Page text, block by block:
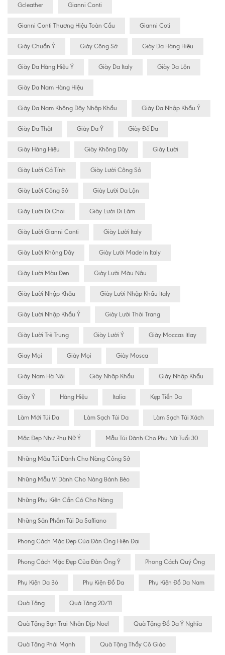
Gcleather Gianni Conti
Gianni Conti Thương Hiệu Toàn Cầu Gianni Coti
Giày Chuẩn Ý Giày Công Sở Giày Da Hàng Hiệu
Giày Da Hàng Hiệu Ý Giày Da Italy Giày Da Lộn
Giày Da Nam Hàng Hiệu
Giày Da Nam Không Dây Nhập Khẩu Giày Da Nhập Khẩu Ý
Giày Da Thật Giày Da Ý Giày Đế Da
Giày Hàng Hiệu Giày Không Dây Giày Lười
Giày Lười Cá Tính Giày Lười Công Sỏ
Giày Lười Công Sở Giày Lười Da Lộn
Giày Lười Đi Chơi Giày Lười Đi Làm
Giày Lười Gianni Conti Giày Lười Italy
Giày Lười Không Dây Giày Lười Made In Italy
Giày Lười Màu Đen Giày Lười Màu Nâu
Giày Lười Nhập Khẩu Giày Lười Nhập Khẩu Italy
Giày Lười Nhập Khẩu Ý Giày Lười Thời Trang
Giày Lười Trẻ Trung Giày Lười Ý Giày Moccas Itlay
Giay Mọi Giày Mọi Giày Mosca
Giày Nam Hà Nội Giày Nhâp Khẩu Giày Nhập Khẩu
Giày Ý Hàng Hiệu Italia Kẹp Tiền Da
Làm Mới Túi Da Làm Sạch Túi Da Làm Sạch Túi Xách
Mặc Đẹp Như Phụ Nữ Ý Mẫu Túi Dành Cho Phụ Nữ Tuổi 30
Những Mẫu Túi Dành Cho Nàng Công Sở
Những Mẫu Ví Dành Cho Nàng Bánh Bèo
Những Phụ Kiện Cần Có Cho Nàng
Những Sản Phẩm Túi Da Saffiano
Phong Cách Mặc Đẹp Của Đàn Ông Hiện Đại
Phong Cách Mặc Đẹp Của Đàn Ông Ý Phong Cách Quý Ông
Phụ Kiện Da Bò Phụ Kiện Đồ Da Phụ Kiện Đồ Da Nam
Quà Tặng Quà Tặng 20/11
Quà Tặng Bạn Trai Nhân Dịp Noel Quà Tặng Đồ Da Ý Nghĩa
Quà Tặng Phái Mạnh Quà Tặng Thầy Cô Giáo